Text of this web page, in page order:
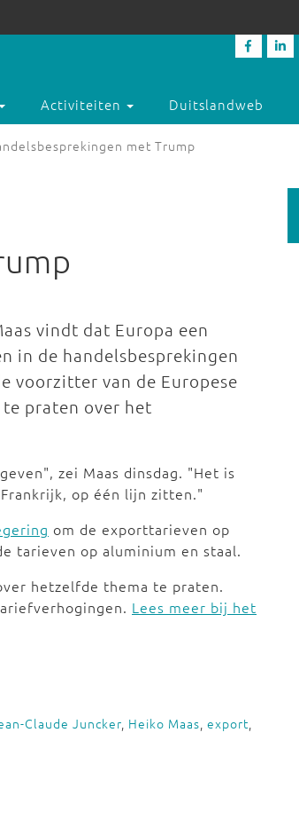
Activiteiten Duitslandweb
met Trump
vindt dat Europa een
in de handelsbesprekingen
voorzitter van de Europese
te praten over het
zei Maas dinsdag. "Het is
op één lijn zitten."
om de exporttarieven op
tarieven op aluminium en staal.
hetzelfde thema te praten.
Lees meer bij het
Claude Juncker, Heiko Maas, export,